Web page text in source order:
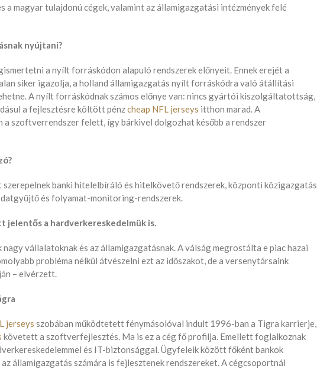
magyar tulajdonú cégek, valamint az államigazgatási intézmények felé
nyújtani?
a nyílt forráskódon alapuló rendszerek előnyeit. Ennek erejét a
siker igazolja, a holland államigazgatás nyílt forráskódra való átállítási
A nyílt forráskódnak számos előnye van: nincs gyártói kiszolgáltatottság,
a fejlesztésre költött pénzcheap NFL jerseys itthon marad. A
a szoftverrendszer felett, így bárkivel dolgozhat később a rendszer
szerepelnek banki hitelelbíráló és hitelkövető rendszerek, központi közigazgatás
és folyamat-monitoring-rendszerek.
a hardverkereskedelmük is.
vállalatoknak és az államigazgatásnak. A válság megrostálta e piac hazai
probléma nélkül átvészelni ezt az időszakot, de a versenytársaink
– elvérzett.
jerseys szobában működtetett fénymásolóval indult 1996-ban a Tigra karrierje,
követett a szoftverfejlesztés. Ma is ez a cég fő profilja. Emellett foglalkoznak
és IT-biztonsággal. Ügyfeleik között főként bankok
az államigazgatás számára is fejlesztenek rendszereket. A cégcsoportnál